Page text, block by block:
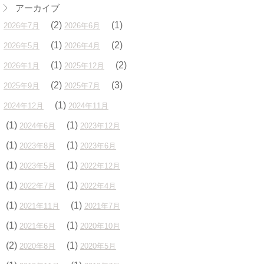
アーカイブ
2026年7月 (2) 2026年6月 (1)
2026年5月 (1) 2026年4月 (2)
2026年1月 (1) 2025年12月 (2)
2025年9月 (2) 2025年7月 (3)
2024年12月 (1) 2024年11月
(1) 2024年6月 (1) 2023年12月
(1) 2023年8月 (1) 2023年6月
(1) 2023年5月 (1) 2022年12月
(1) 2022年7月 (1) 2022年4月
(1) 2021年11月 (1) 2021年7月
(1) 2021年6月 (1) 2020年10月
(2) 2020年8月 (1) 2020年5月